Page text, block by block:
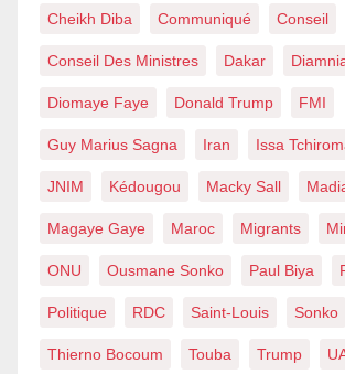
Cheikh Diba Communiqué Conseil
Conseil Des Ministres Dakar
Diomaye Faye Donald Trump FMI
Guy Marius Sagna Iran Issa
JNIM Kédougou Macky Sall
Magaye Gaye Maroc Migrants
ONU Ousmane Sonko Paul Biya
Politique RDC Saint-Louis Sonko
Thierno Bocoum Touba Trump